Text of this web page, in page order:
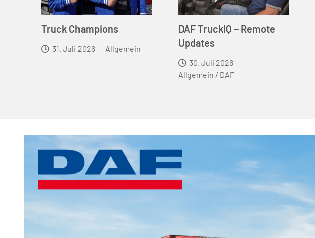
Truck Champions
31. Juli 2026 Allgemein
DAF TruckIQ – Remote
Updates
30. Juli 2026
Allgemein / DAF